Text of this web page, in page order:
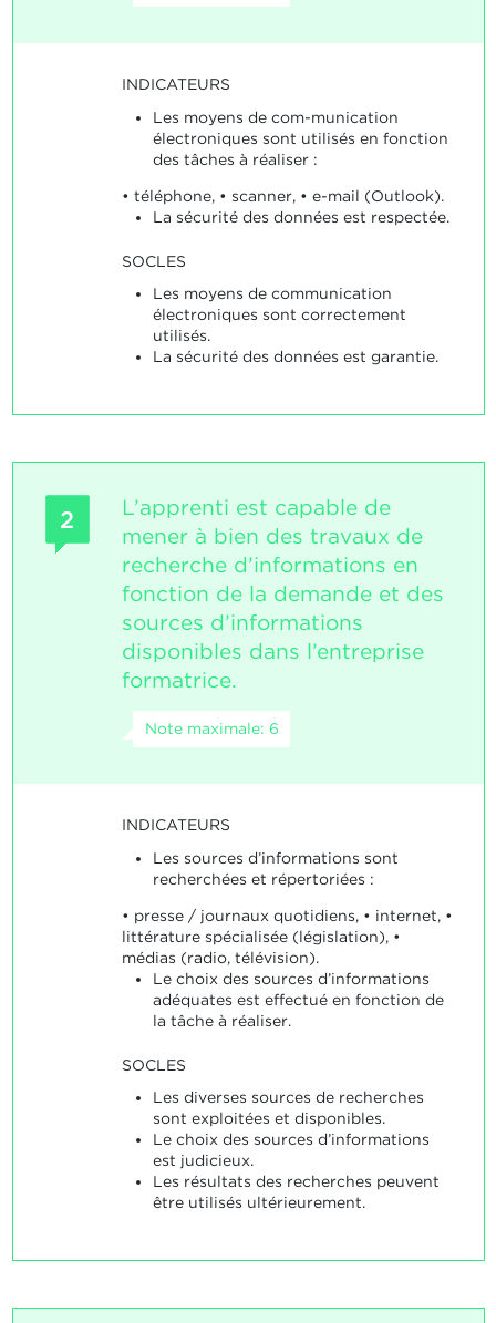
INDICATEURS
Les moyens de com-munication
électroniques sont utilisés en fonction
des tâches à réaliser :
• téléphone, • scanner, • e-mail (Outlook).
La sécurité des données est respectée.
SOCLES
Les moyens de communication
électroniques sont correctement
utilisés.
La sécurité des données est garantie.
2
L’apprenti est capable de
mener à bien des travaux de
recherche d’informations en
fonction de la demande et des
sources d’informations
disponibles dans l’entreprise
formatrice.
Note maximale: 6
INDICATEURS
Les sources d’informations sont
recherchées et répertoriées :
• presse / journaux quotidiens, • internet, •
littérature spécialisée (législation), •
médias (radio, télévision).
Le choix des sources d’informations
adéquates est effectué en fonction de
la tâche à réaliser.
SOCLES
Les diverses sources de recherches
sont exploitées et disponibles.
Le choix des sources d’informations
est judicieux.
Les résultats des recherches peuvent
être utilisés ultérieurement.